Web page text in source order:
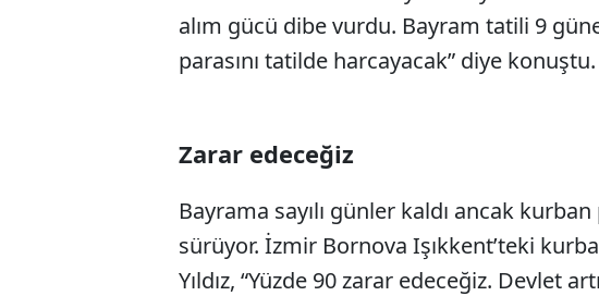
alım gücü dibe vurdu. Bayram tatili 9
parasını tatilde harcayacak” diye konuştu.
Zarar edeceğiz
Bayrama sayılı günler kaldı ancak
sürüyor. İzmir Bornova Işıkkent’teki
Yıldız, “Yüzde 90 zarar edeceğiz. Devlet